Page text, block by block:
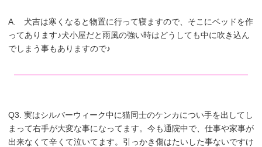
A. 犬吉は寒くなると物置に行って寝ますので、そこにベッドを作
ってあります♪犬小屋だと雨風の強い時はどうしても中に吹き込ん
でしまう事もありますので♪
Q3. 実はシルバーウィーク中に猫同士のケンカについ手を出してし
まって右手が大変な事になってます。今も通院中で、仕事や家事が
出来なくて辛くて泣いてます。引っかき傷はたいした事ないですけ